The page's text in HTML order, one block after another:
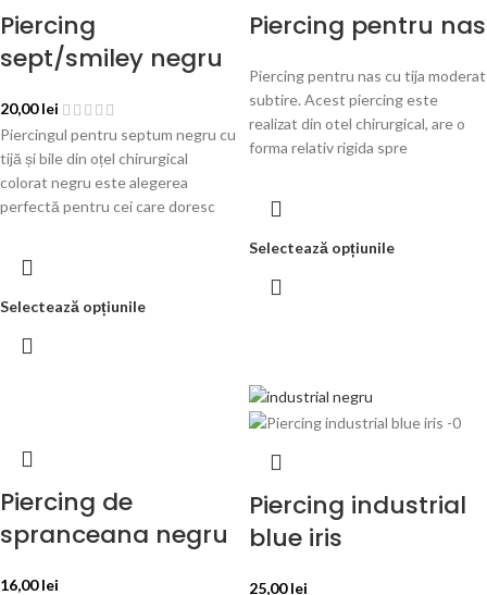
Piercing
sept/smiley negru
20,00lei
Piercingul pentru septum negru cu
tijă și bile din oțel chirurgical
colorat negru este alegerea
perfectă pentru cei care doresc
Selectează opțiunile
Piercing pentru nas
Piercing pentru nas cu tija moderat
subtire. Acest piercing este
realizat din otel chirurgical, are o
forma relativ rigida spre
Selectează opțiunile
Piercing de
spranceana negru
16,00lei
Piercing industrial
blue iris
25,00lei